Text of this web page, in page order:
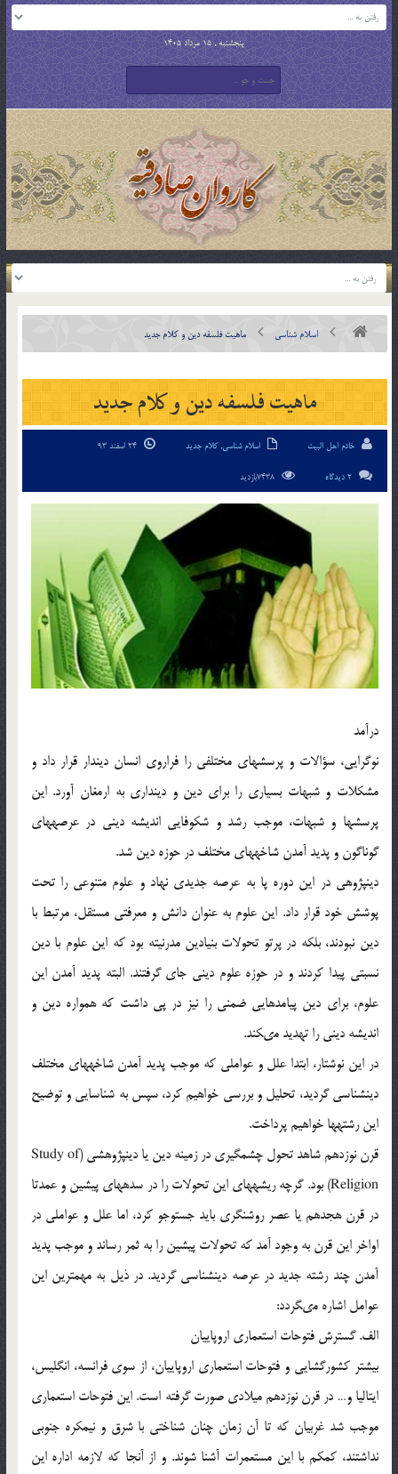
پنجشنبه , 15 مرداد 1405
اسلام شناسی ماهيت فلسفه دين و كلام جديد
ماهيت فلسفه دين و كلام جديد
خادم اهل البیت اسلام شناسی,کلام جدید
2 دیدگاه
درآمد
نوگرايى، سؤالات و پرسش‏هاى مختلفى را فراروى انسان دين‏دار قرار داد و
مشكلات و شبهات بسيارى را براى دين و دين‏دارى به ارمغان آورد. اين
پرسش‏ها و شبهات، موجب رشد و شكوفايى انديشه دينى در عرصه‏هاى
گوناگون و پديد آمدن شاخه‏هاى مختلف در حوزه دين شد.
دين‏پژوهى در اين دوره پا به عرصه جديدى نهاد و علوم متنوعى را تحت
پوشش خود قرار داد. اين علوم به عنوان دانش و معرفتى مستقل، مرتبط با
دين نبودند، بلكه در پرتو تحولات بنيادين مدرنيته بود كه اين علوم با دين
نسبتى پيدا كردند و در حوزه علوم دينى جاى گرفتند. البته پديد آمدن اين
علوم، براى دين پيامدهايى ضمنى را نيز در پى داشت كه همواره دين و
انديشه دينى را تهديد مى‏كند.
در اين نوشتار، ابتدا علل و عواملى كه موجب پديد آمدن شاخه‏هاى مختلف
دين‏شناسى گرديد، تحليل و بررسى خواهيم كرد، سپس به شناسايى و توضيح
اين رشته‏ها خواهيم پرداخت.
قرن نوزدهم شاهد تحول چشمگيرى در زمينه دين يا دين‏پژوهشى (Study of
Religion) بود. گرچه ريشه‏هاى اين تحولات را در سده‏هاى پيشين و عمدتا
در قرن هجدهم يا عصر روشنگرى بايد جست‏وجو كرد، اما علل و عواملى در
اواخر اين قرن به وجود آمد كه تحولات پيشين را به ثمر رساند و موجب پديد
آمدن چند رشته جديد در عرصه دين‏شناسى گرديد. در ذيل به مهم‏ترين اين
عوامل اشاره مى‏گردد:
الف. گسترش فتوحات استعمارى اروپاييان
بيش‏تر كشورگشايى و فتوحات استعمارى اروپاييان، از سوى فرانسه، انگليس،
ايتاليا و… در قرن نوزدهم ميلادى صورت گرفته است. اين فتوحات استعمارى
موجب شد غربيان كه تا آن زمان چنان شناختى با شرق و نيمكره جنوبى
نداشتند، كم‏كم با اين مستعمرات آشنا شوند. و از آن‏جا كه لازمه اداره اين